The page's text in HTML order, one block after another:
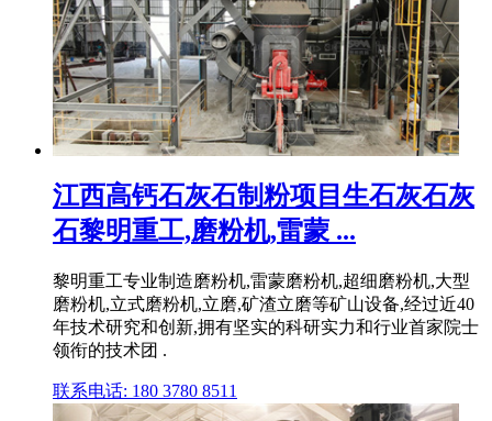
江西高钙石灰石制粉项目生石灰石灰
石黎明重工,磨粉机,雷蒙 ...
黎明重工专业制造磨粉机,雷蒙磨粉机,超细磨粉机,大型
磨粉机,立式磨粉机,立磨,矿渣立磨等矿山设备,经过近40
年技术研究和创新,拥有坚实的科研实力和行业首家院士
领衔的技术团 .
联系电话: 180 3780 8511